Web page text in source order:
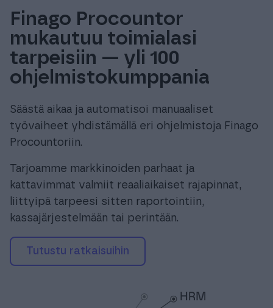
Finago Procountor
mukautuu toimialasi
tarpeisiin — yli 100
ohjelmistokumppania
Säästä aikaa ja automatisoi manuaaliset
työvaiheet yhdistämällä eri ohjelmistoja Finago
Procountoriin.
Tarjoamme markkinoiden parhaat ja
kattavimmat valmiit reaaliaikaiset rajapinnat,
liittyipä tarpeesi sitten raportointiin,
kassajärjestelmään tai perintään.
tutustu ratkaisuihin